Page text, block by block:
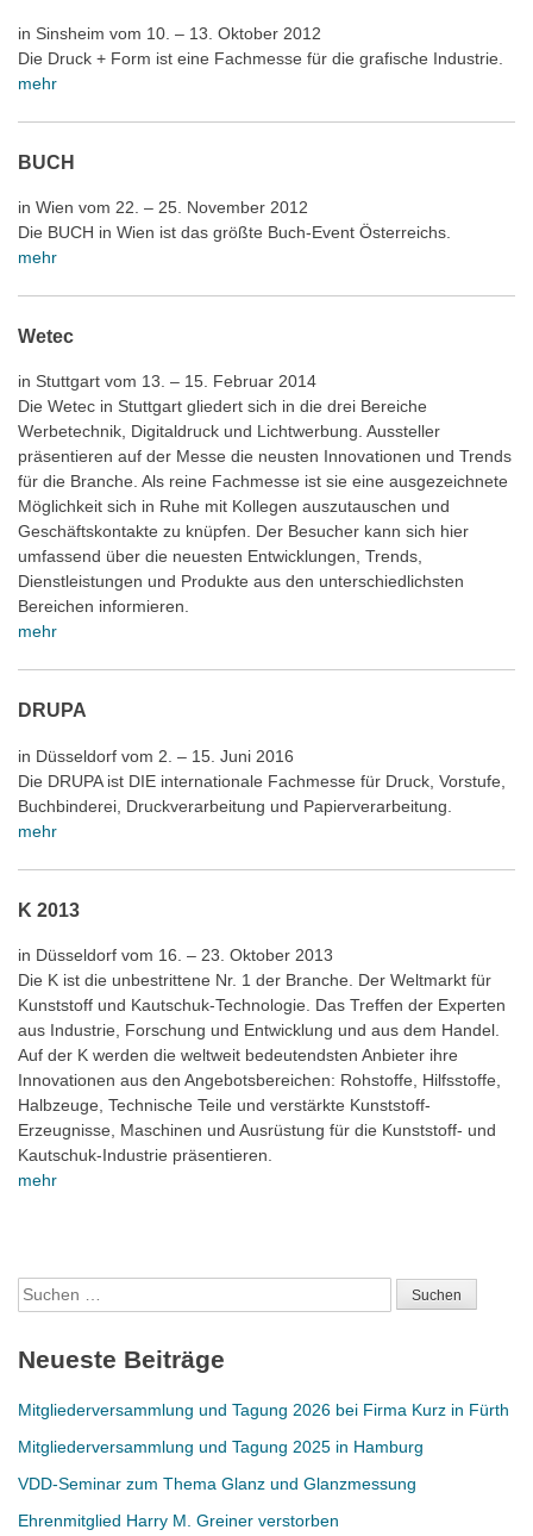
in Sinsheim vom 10. – 13. Oktober 2012
Die Druck + Form ist eine Fachmesse für die grafische Industrie.
mehr
BUCH
in Wien vom 22. – 25. November 2012
Die BUCH in Wien ist das größte Buch-Event Österreichs.
mehr
Wetec
in Stuttgart vom 13. – 15. Februar 2014
Die Wetec in Stuttgart gliedert sich in die drei Bereiche
Werbetechnik, Digitaldruck und Lichtwerbung. Aussteller
präsentieren auf der Messe die neusten Innovationen und Trends
für die Branche. Als reine Fachmesse ist sie eine ausgezeichnete
Möglichkeit sich in Ruhe mit Kollegen auszutauschen und
Geschäftskontakte zu knüpfen. Der Besucher kann sich hier
umfassend über die neuesten Entwicklungen, Trends,
Dienstleistungen und Produkte aus den unterschiedlichsten
Bereichen informieren.
mehr
DRUPA
in Düsseldorf vom 2. – 15. Juni 2016
Die DRUPA ist DIE internationale Fachmesse für Druck, Vorstufe,
Buchbinderei, Druckverarbeitung und Papierverarbeitung.
mehr
K 2013
in Düsseldorf vom 16. – 23. Oktober 2013
Die K ist die unbestrittene Nr. 1 der Branche. Der Weltmarkt für
Kunststoff und Kautschuk-Technologie. Das Treffen der Experten
aus Industrie, Forschung und Entwicklung und aus dem Handel.
Auf der K werden die weltweit bedeutendsten Anbieter ihre
Innovationen aus den Angebotsbereichen: Rohstoffe, Hilfsstoffe,
Halbzeuge, Technische Teile und verstärkte Kunststoff-
Erzeugnisse, Maschinen und Ausrüstung für die Kunststoff- und
Kautschuk-Industrie präsentieren.
mehr
Suchen
nach:
Neueste Beiträge
Mitgliederversammlung und Tagung 2026 bei Firma Kurz in Fürth
Mitgliederversammlung und Tagung 2025 in Hamburg
VDD-Seminar zum Thema Glanz und Glanzmessung
Ehrenmitglied Harry M. Greiner verstorben